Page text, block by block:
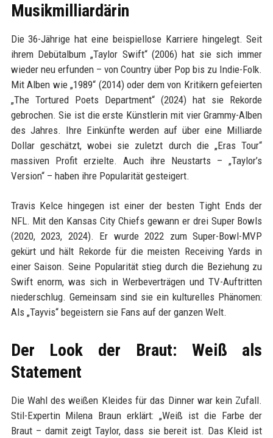
Musikmilliardärin
Die 36-Jährige hat eine beispiellose Karriere hingelegt. Seit
ihrem Debütalbum „Taylor Swift“ (2006) hat sie sich immer
wieder neu erfunden – von Country über Pop bis zu Indie-Folk.
Mit Alben wie „1989“ (2014) oder dem von Kritikern gefeierten
„The Tortured Poets Department“ (2024) hat sie Rekorde
gebrochen. Sie ist die erste Künstlerin mit vier Grammy-Alben
des Jahres. Ihre Einkünfte werden auf über eine Milliarde
Dollar geschätzt, wobei sie zuletzt durch die „Eras Tour“
massiven Profit erzielte. Auch ihre Neustarts – „Taylor’s
Version“ – haben ihre Popularität gesteigert.
Travis Kelce hingegen ist einer der besten Tight Ends der
NFL. Mit den Kansas City Chiefs gewann er drei Super Bowls
(2020, 2023, 2024). Er wurde 2022 zum Super-Bowl-MVP
gekürt und hält Rekorde für die meisten Receiving Yards in
einer Saison. Seine Popularität stieg durch die Beziehung zu
Swift enorm, was sich in Werbeverträgen und TV-Auftritten
niederschlug. Gemeinsam sind sie ein kulturelles Phänomen:
Als „Tayvis“ begeistern sie Fans auf der ganzen Welt.
Der Look der Braut: Weiß als
Statement
Die Wahl des weißen Kleides für das Dinner war kein Zufall.
Stil-Expertin Milena Braun erklärt: „Weiß ist die Farbe der
Braut – damit zeigt Taylor, dass sie bereit ist. Das Kleid ist